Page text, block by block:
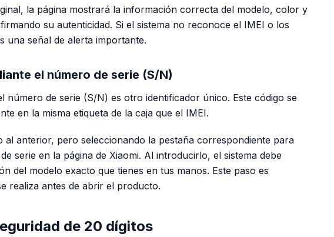
la página mostrará la información correcta del modelo, color y
su autenticidad. Si el sistema no reconoce el IMEI o los
una señal de alerta importante.
el número de serie (S/N)
número de serie (S/N) es otro identificador único. Este código se
en la misma etiqueta de la caja que el IMEI.
al anterior, pero seleccionando la pestaña correspondiente para
serie en la página de Xiaomi. Al introducirlo, el sistema debe
del modelo exacto que tienes en tus manos. Este paso es
realiza antes de abrir el producto.
de 20 dígitos